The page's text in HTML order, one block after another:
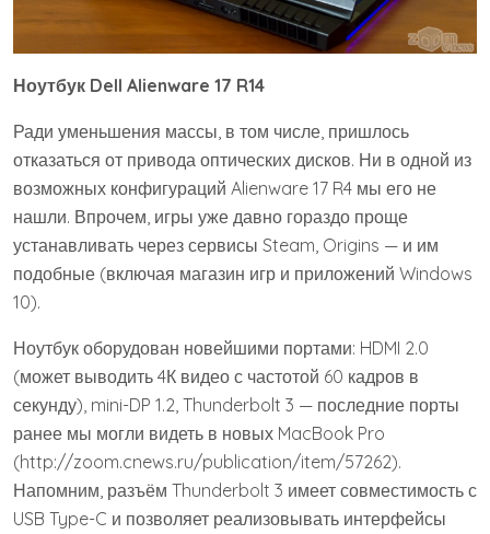
Ноутбук Dell Alienware 17 R14
Ради уменьшения массы, в том числе, пришлось
отказаться от привода оптических дисков. Ни в одной из
возможных конфигураций Alienware 17 R4 мы его не
нашли. Впрочем, игры уже давно гораздо проще
устанавливать через сервисы Steam, Origins — и им
подобные (включая магазин игр и приложений Windows
10).
Ноутбук оборудован новейшими портами: HDMI 2.0
(может выводить 4К видео с частотой 60 кадров в
секунду), mini-DP 1.2, Thunderbolt 3 — последние порты
ранее мы могли видеть в новых MacBook Pro
(http://zoom.cnews.ru/publication/item/57262).
Напомним, разъём Thunderbolt 3 имеет совместимость с
USB Type-C и позволяет реализовывать интерфейсы